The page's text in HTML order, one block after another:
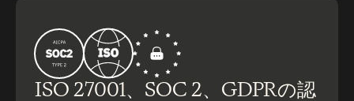
ISO 27001、SOC 2、GDPRの認
トレーニング
See more